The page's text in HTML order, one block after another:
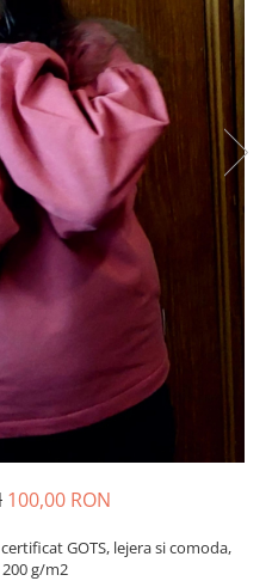
100,00 RON
GOTS, lejera si comoda,
g/m2